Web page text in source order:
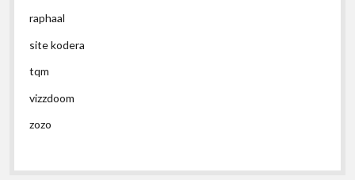
raphaal
site kodera
tqm
vizzdoom
zozo